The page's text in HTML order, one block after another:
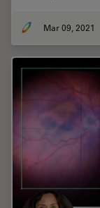
Mar 09, 2021